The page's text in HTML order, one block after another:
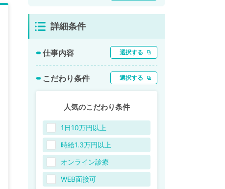
詳細条件
仕事内容 選択する
こだわり条件 選択する
人気のこだわり条件
1日10万円以上
時給1.3万円以上
オンライン診療
WEB面接可